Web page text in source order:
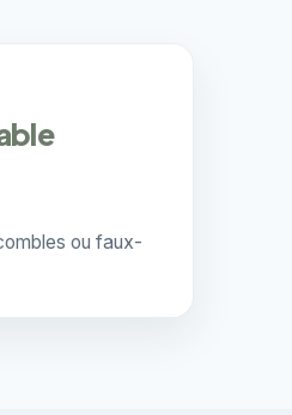
ou faux-